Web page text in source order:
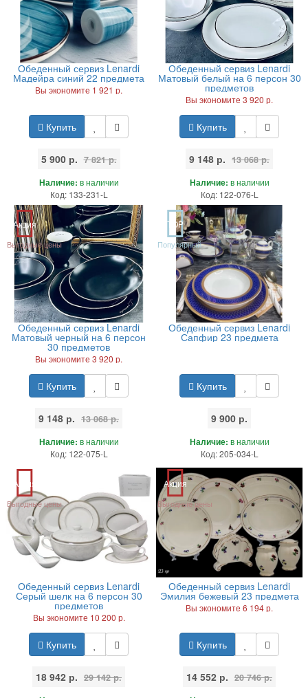
Обеденный сервиз Lenardi
Мадейра синий 22 предмета
Вы экономите 1 921 р.
Купить
5 900 р. 7 821 р.
Наличие: в наличии
Код: 133-231-L
Обеденный сервиз Lenardi
Матовый белый на 6 персон 30
предметов
Вы экономите 3 920 р.
Купить
9 148 р. 13 068 р.
Наличие: в наличии
Код: 122-076-L
Акция
Выгодные цены
Обеденный сервиз Lenardi
Матовый черный на 6 персон
30 предметов
Вы экономите 3 920 р.
Купить
9 148 р. 13 068 р.
Наличие: в наличии
Код: 122-075-L
TOP
Популярный
Обеденный сервиз Lenardi
Сапфир 23 предмета
Купить
9 900 р.
Наличие: в наличии
Код: 205-034-L
Акция
Выгодные цены
Обеденный сервиз Lenardi
Серый шелк на 6 персон 30
предметов
Вы экономите 10 200 р.
Купить
18 942 р. 29 142 р.
Акция
Выгодные цены
Обеденный сервиз Lenardi
Эмилия бежевый 23 предмета
Вы экономите 6 194 р.
Купить
14 552 р. 20 746 р.